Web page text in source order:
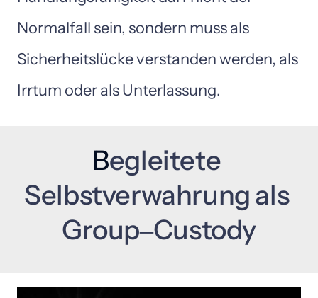
Normalfall sein, sondern muss
Sicherheitslücke verstanden werden,
Irrtum oder als Unterlassung.
B
Selbstverwahrung
als
Group‒Custody